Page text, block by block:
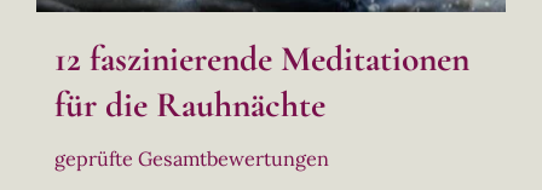
12 faszinierende Meditationen
für die Rauhnächte
geprüfte Gesamtbewertungen